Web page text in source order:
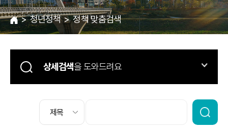
청년정책 정책 맞춤검색
상세검색을 도와드려요